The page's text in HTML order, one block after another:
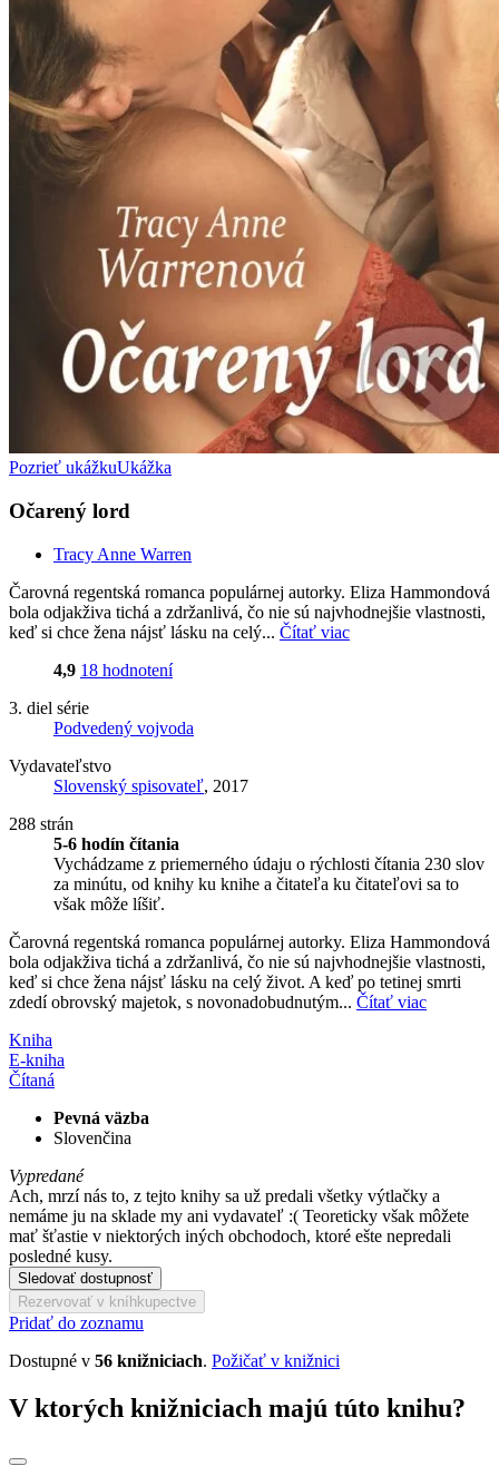
Pozrieť ukážkuUkážka
Očarený lord
Tracy Anne Warren
Čarovná regentská romanca populárnej autorky. Eliza Hammondová
bola odjakživa tichá a zdržanlivá, čo nie sú najvhodnejšie vlastnosti,
keď si chce žena nájsť lásku na celý... Čítať viac
4,9 18 hodnotení
3. diel série
Podvedený vojvoda
Vydavateľstvo
Slovenský spisovateľ, 2017
288 strán
5-6 hodín čítania
Vychádzame z priemerného údaju o rýchlosti čítania 230 slov
za minútu, od knihy ku knihe a čitateľa ku čitateľovi sa to
však môže líšiť.
Čarovná regentská romanca populárnej autorky. Eliza Hammondová
bola odjakživa tichá a zdržanlivá, čo nie sú najvhodnejšie vlastnosti,
keď si chce žena nájsť lásku na celý život. A keď po tetinej smrti
zdedí obrovský majetok, s novonadobudnutým... Čítať viac
Kniha
E-kniha
Čítaná
Pevná väzba
Slovenčina
Vypredané
Ach, mrzí nás to, z tejto knihy sa už predali všetky výtlačky a
nemáme ju na sklade my ani vydavateľ :( Teoreticky však môžete
mať šťastie v niektorých iných obchodoch, ktoré ešte nepredali
posledné kusy.
Sledovať dostupnosť
Rezervovať v kníhkupectve
Pridať do zoznamu
Dostupné v 56 knižniciach. Požičať v knižnici
V ktorých knižniciach majú túto knihu?